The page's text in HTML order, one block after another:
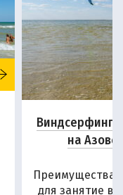
Виндсерфинг
на
Преимущества
для занятие